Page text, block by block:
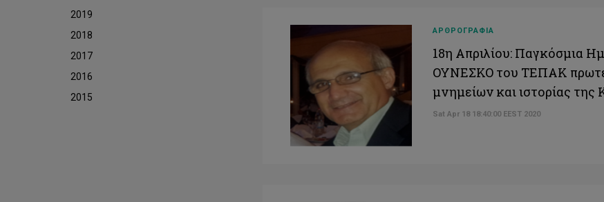
2019
2018
2017
2016
2015
ΑΡΘΡΟΓΡΑΦΙΑ
18η Απριλίου: Παγκόσμια
ΟΥΝΕΣΚΟ του ΤΕΠΑΚ
μνημείων και ιστορίας της
Sat Apr 18 18:40:00 EEST 2020